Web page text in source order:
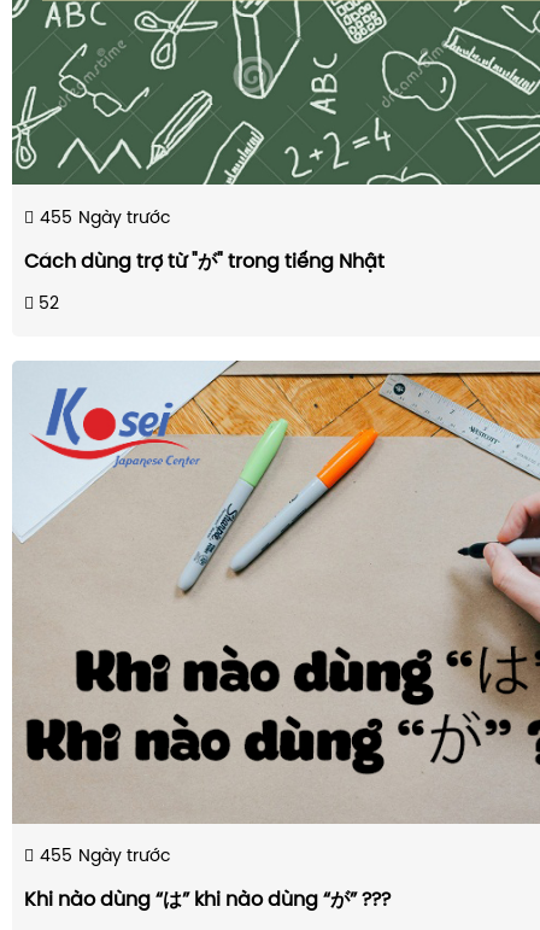
455 Ngày trước
Cách dùng trợ từ "が" trong tiếng Nhật
52
455 Ngày trước
Khi nào dùng “は” khi nào dùng “が” ???